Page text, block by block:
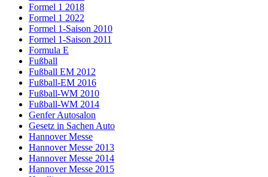
Formel 1 2018
Formel 1 2022
Formel 1-Saison 2010
Formel 1-Saison 2011
Formula E
Fußball
Fußball EM 2012
Fußball-EM 2016
Fußball-WM 2010
Fußball-WM 2014
Genfer Autosalon
Gesetz in Sachen Auto
Hannover Messe
Hannover Messe 2013
Hannover Messe 2014
Hannover Messe 2015